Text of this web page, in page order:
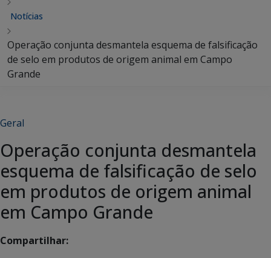
Notícias
Operação conjunta desmantela esquema de falsificação
de selo em produtos de origem animal em Campo
Grande
Geral
Operação conjunta desmantela
esquema de falsificação de selo
em produtos de origem animal
em Campo Grande
Compartilhar: